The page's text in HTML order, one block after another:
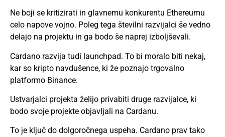
Ne boji se kritizirati in glavnemu konkurentu Ethereumu
celo napove vojno. Poleg tega številni razvijalci še vedno
delajo na projektu in ga bodo še naprej izboljševali.
Cardano razvija tudi launchpad. To bi moralo biti nekaj,
kar so kripto navdušence, ki že poznajo trgovalno
platformo Binance.
Ustvarjalci projekta želijo privabiti druge razvijalce, ki
bodo svoje projekte objavljali na Cardanu.
To je ključ do dolgoročnega uspeha. Cardano prav tako